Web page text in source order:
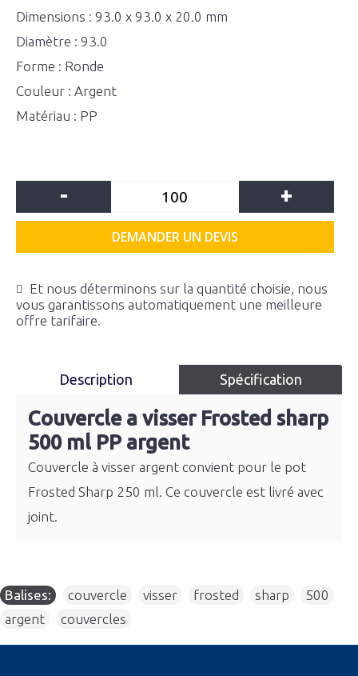
Dimensions : 93.0 x 93.0 x 20.0 mm
Diamètre : 93.0
Forme : Ronde
Couleur : Argent
Matériau : PP
- +
DEMANDER UN DEVIS
Et nous déterminons sur la quantité choisie, nous
vous garantissons automatiquement une meilleure
offre tarifaire.
Description Spécification
Couvercle a visser Frosted sharp
500 ml PP argent
Couvercle à visser argent convient pour le pot
Frosted Sharp 250 ml. Ce couvercle est livré avec
joint.
Balises: couvercle visser frosted sharp 500
argent
couvercles